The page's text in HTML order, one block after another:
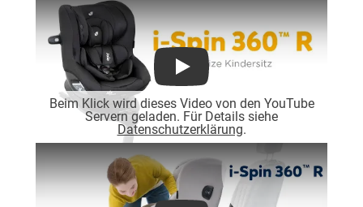
Beim Klick wird dieses Video von den YouTube
Servern geladen. Für Details siehe
Datenschutzerklärung.
Play